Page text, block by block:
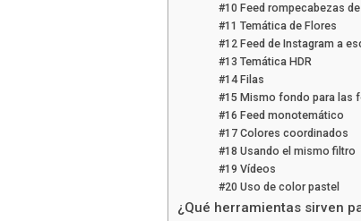
#10 Feed rompecabezas
#11 Temática de Flores
#12 Feed de Instagram a
#13 Temática HDR
#14 Filas
#15 Mismo fondo para las
#16 Feed monotemático
#17 Colores coordinados
#18 Usando el mismo filtro
#19 Vídeos
#20 Uso de color pastel
¿Qué herramientas sirven